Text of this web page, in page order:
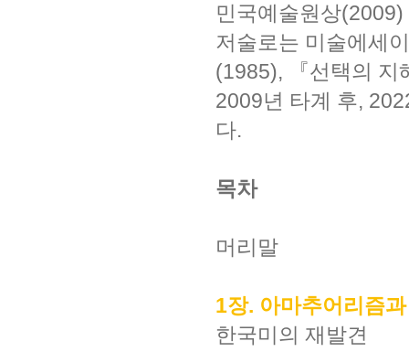
민국예술원상
저술로는 미술에세
(1985), 『선택의 지
2009년 타계 후,
다.
목차
머리말
1장. 아마추어리즘
한국미의 재발견